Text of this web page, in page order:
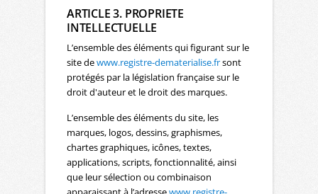
ARTICLE 3. PROPRIETE
INTELLECTUELLE
L’ensemble des éléments qui figurant sur le
site dewww.registre-dematerialise.frsont
protégés par la législation française sur le
droit d'auteur et le droit des marques.
L’ensemble des éléments du site, les
marques, logos, dessins, graphismes,
chartes graphiques, icônes, textes,
applications, scripts, fonctionnalité, ainsi
que leur sélection ou combinaison